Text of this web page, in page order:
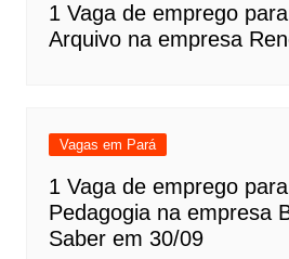
1 Vaga de emprego
Arquivo na empresa
Vagas em Pará
1 Vaga de emprego
Pedagogia na empresa
Saber em 30/09